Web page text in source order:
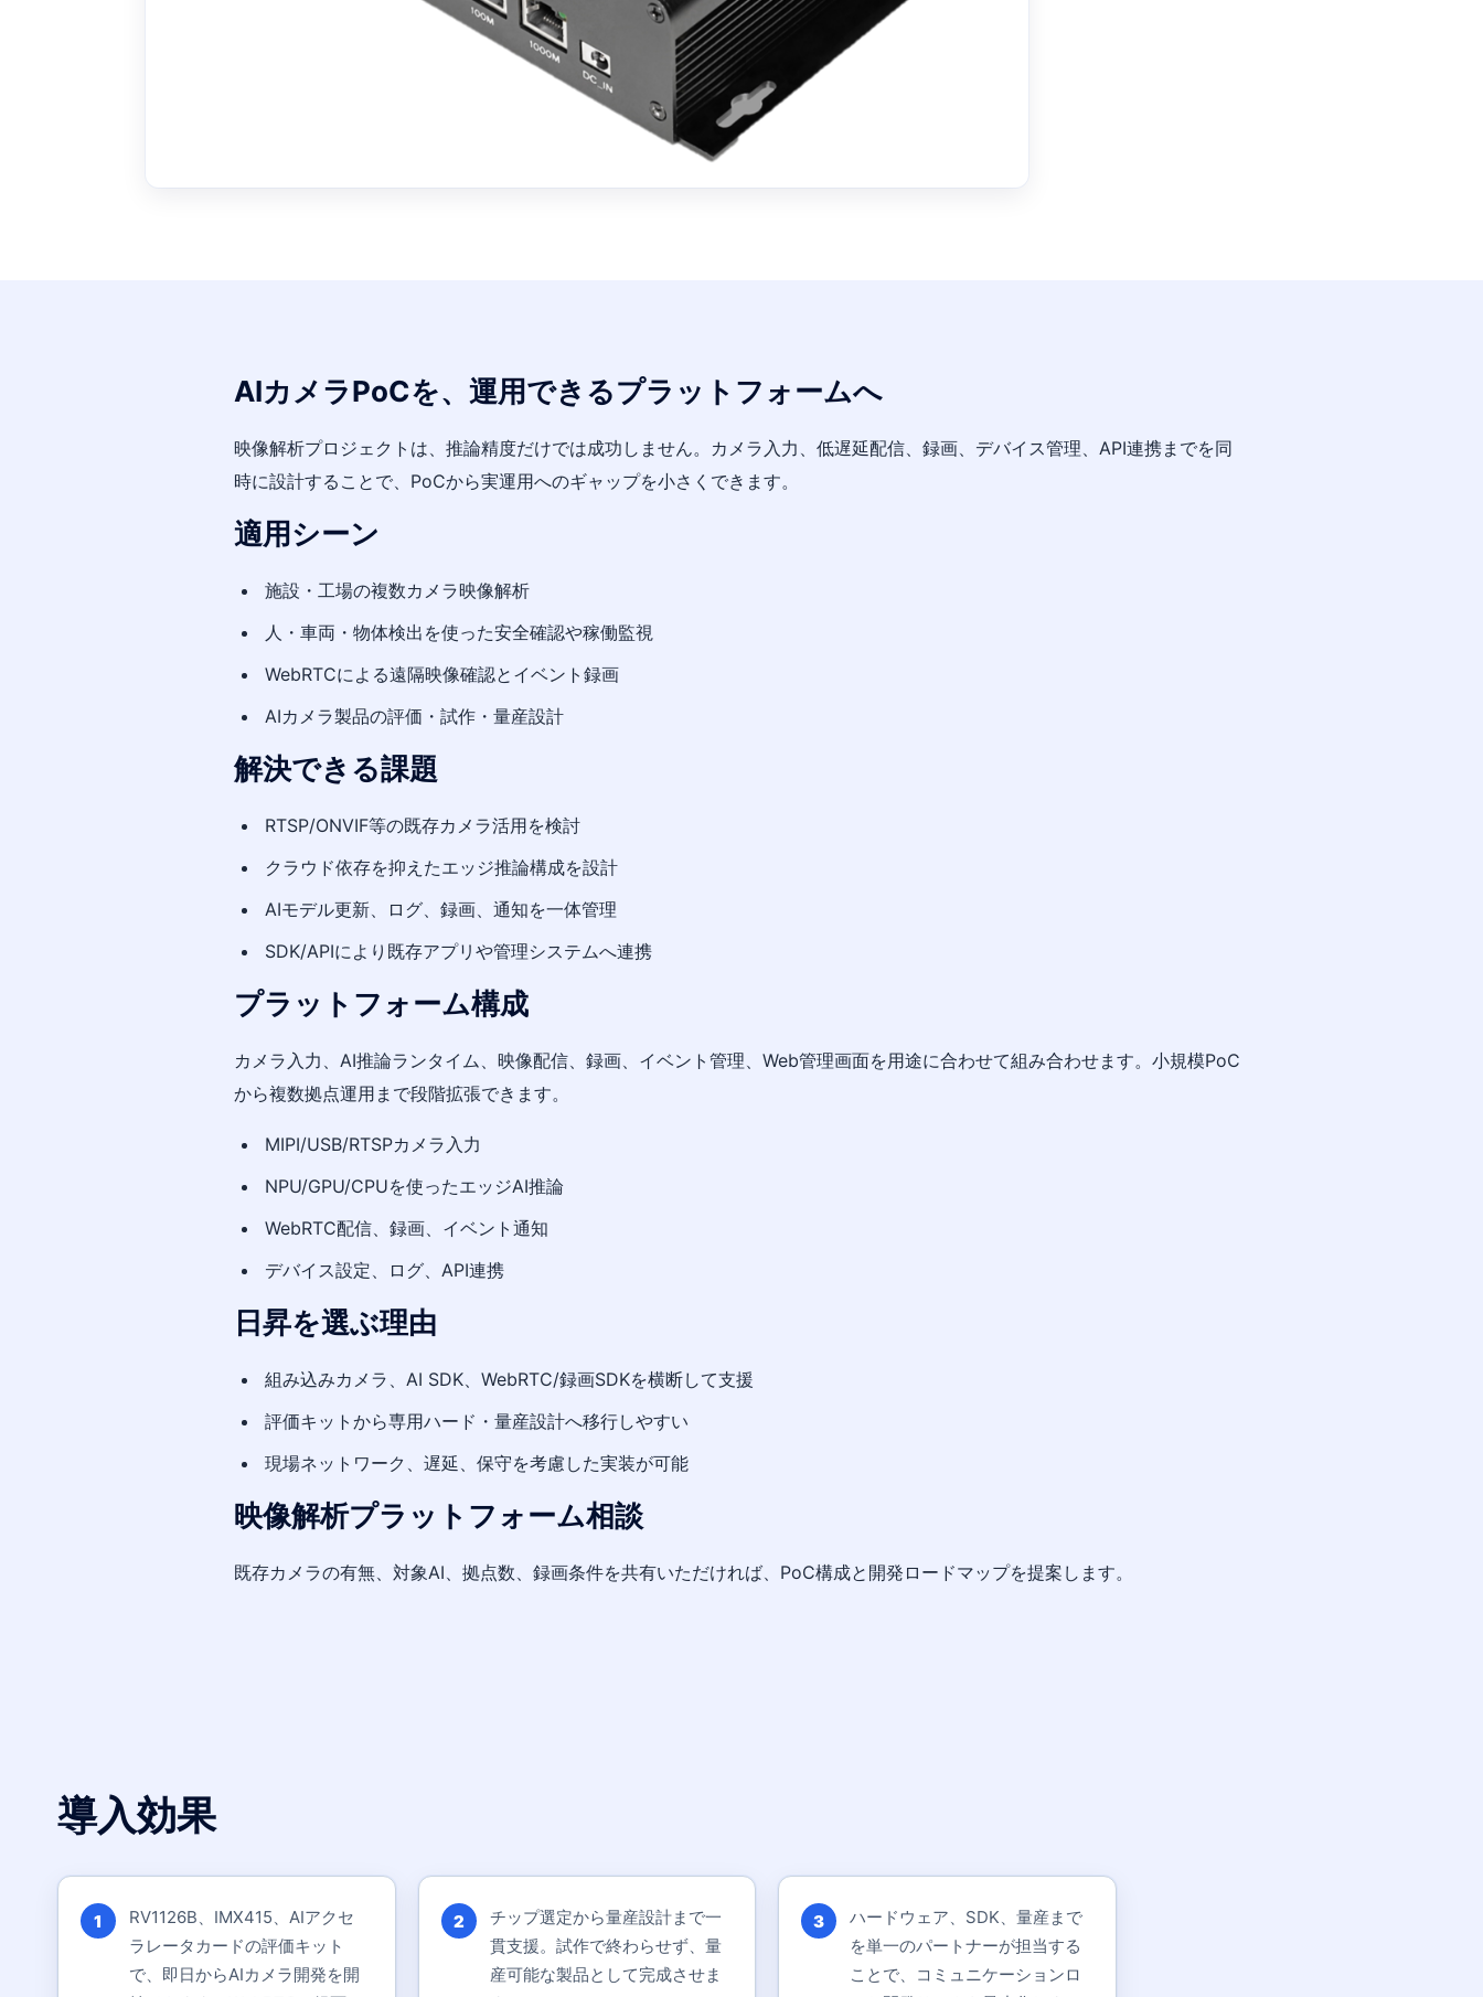
AIカメラPoCを、運用できるプラットフォームへ
映像解析プロジェクトは、推論精度だけでは成功しません。カメラ入力、低遅延配信、録画、デバイス管理、API連携までを同
時に設計することで、PoCから実運用へのギャップを小さくできます。
適用シーン
施設・工場の複数カメラ映像解析
人・車両・物体検出を使った安全確認や稼働監視
WebRTCによる遠隔映像確認とイベント録画
AIカメラ製品の評価・試作・量産設計
解決できる課題
RTSP/ONVIF等の既存カメラ活用を検討
クラウド依存を抑えたエッジ推論構成を設計
AIモデル更新、ログ、録画、通知を一体管理
SDK/APIにより既存アプリや管理システムへ連携
プラットフォーム構成
カメラ入力、AI推論ランタイム、映像配信、録画、イベント管理、Web管理画面を用途に合わせて組み合わせます。小規模PoC
から複数拠点運用まで段階拡張できます。
MIPI/USB/RTSPカメラ入力
NPU/GPU/CPUを使ったエッジAI推論
WebRTC配信、録画、イベント通知
デバイス設定、ログ、API連携
日昇を選ぶ理由
組み込みカメラ、AI SDK、WebRTC/録画SDKを横断して支援
評価キットから専用ハード・量産設計へ移行しやすい
現場ネットワーク、遅延、保守を考慮した実装が可能
映像解析プラットフォーム相談
既存カメラの有無、対象AI、拠点数、録画条件を共有いただければ、PoC構成と開発ロードマップを提案します。
導入効果
1
RV1126B、IMX415、AIアクセ
ラレータカードの評価キット
で、即日からAIカメラ開発を開
2
チップ選定から量産設計まで一
貫支援。試作で終わらせず、量
産可能な製品として完成させま
3
ハードウェア、SDK、量産まで
を単一のパートナーが担当する
ことで、コミュニケーションロ